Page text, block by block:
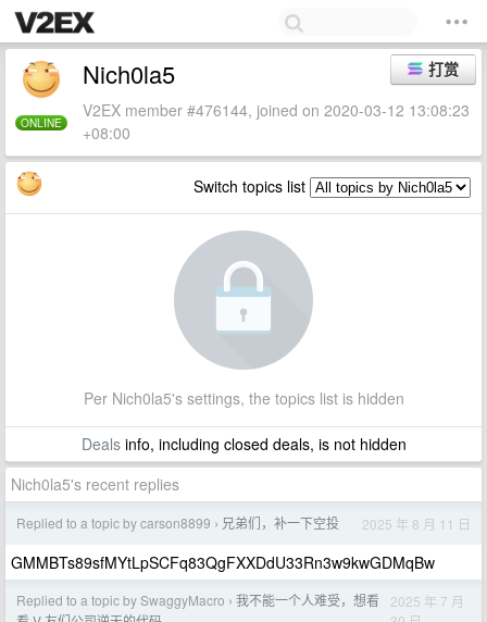
ONLINE
打赏
Nich0la5
V2EX member #476144, joined on 2020-03-12 13:08:23
+08:00
Switch topics list
Per Nich0la5's settings, the topics list is hidden
Dealsinfo, including closed deals, is not hidden
Nich0la5's recent replies
Replied to a topic by carson8899 › 兄弟们，补一下空投 2025 年 8 月 11 日
GMMBTs89sfMYtLpSCFq83QgFXXDdU33Rn3w9kwGDMqBw
Replied to a topic by SwaggyMacro › 我不能一个人难受，想看
2025 年 7 月